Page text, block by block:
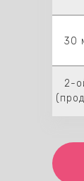
30
2-